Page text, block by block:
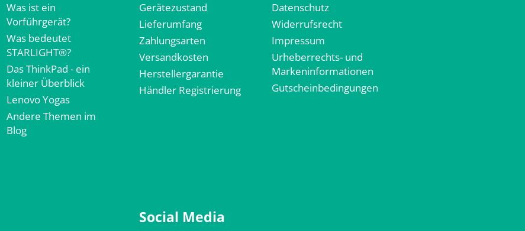
Was ist ein
Vorführgerät?
Was bedeutet
STARLIGHT®?
Das ThinkPad - ein
kleiner Überblick
Lenovo Yogas
Andere Themen im
Blog
Gerätezustand
Lieferumfang
Zahlungsarten
Versandkosten
Herstellergarantie
Händler Registrierung
Datenschutz
Widerrufsrecht
Impressum
Urheberrechts- und
Markeninformationen
Gutscheinbedingungen
Social Media